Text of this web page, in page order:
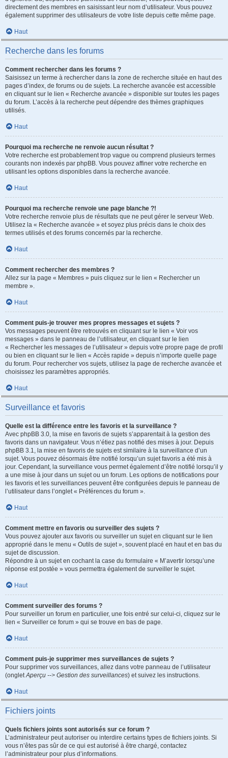
directement des membres en saisissant leur nom d’utilisateur. Vous pouvez
également supprimer des utilisateurs de votre liste depuis cette même page.
Haut
Recherche dans les forums
Comment rechercher dans les forums ?
Saisissez un terme à rechercher dans la zone de recherche située en haut des
pages d’index, de forums ou de sujets. La recherche avancée est accessible
en cliquant sur le lien « Recherche avancée » disponible sur toutes les pages
du forum. L’accès à la recherche peut dépendre des thèmes graphiques
utilisés.
Haut
Pourquoi ma recherche ne renvoie aucun résultat ?
Votre recherche est probablement trop vague ou comprend plusieurs termes
courants non indexés par phpBB. Vous pouvez affiner votre recherche en
utilisant les options disponibles dans la recherche avancée.
Haut
Pourquoi ma recherche renvoie une page blanche ?!
Votre recherche renvoie plus de résultats que ne peut gérer le serveur Web.
Utilisez la « Recherche avancée » et soyez plus précis dans le choix des
termes utilisés et des forums concernés par la recherche.
Haut
Comment rechercher des membres ?
Allez sur la page « Membres » puis cliquez sur le lien « Rechercher un
membre ».
Haut
Comment puis-je trouver mes propres messages et sujets ?
Vos messages peuvent être retrouvés en cliquant sur le lien « Voir vos
messages » dans le panneau de l’utilisateur, en cliquant sur le lien
« Rechercher les messages de l’utilisateur » depuis votre propre page de profil
ou bien en cliquant sur le lien « Accès rapide » depuis n’importe quelle page
du forum. Pour rechercher vos sujets, utilisez la page de recherche avancée et
choisissez les paramètres appropriés.
Haut
Surveillance et favoris
Quelle est la différence entre les favoris et la surveillance ?
Avec phpBB 3.0, la mise en favoris de sujets s’apparentait à la gestion des
favoris dans un navigateur. Vous n’étiez pas notifié des mises à jour. Depuis
phpBB 3.1, la mise en favoris de sujets est similaire à la surveillance d’un
sujet. Vous pouvez désormais être notifié lorsqu’un sujet favoris a été mis à
jour. Cependant, la surveillance vous permet également d’être notifié lorsqu’il y
a une mise à jour dans un sujet ou un forum. Les options de notifications pour
les favoris et les surveillances peuvent être configurées depuis le panneau de
l’utilisateur dans l’onglet « Préférences du forum ».
Haut
Comment mettre en favoris ou surveiller des sujets ?
Vous pouvez ajouter aux favoris ou surveiller un sujet en cliquant sur le lien
approprié dans le menu « Outils de sujet », souvent placé en haut et en bas du
sujet de discussion.
Répondre à un sujet en cochant la case du formulaire « M’avertir lorsqu’une
réponse est postée » vous permettra également de surveiller le sujet.
Haut
Comment surveiller des forums ?
Pour surveiller un forum en particulier, une fois entré sur celui-ci, cliquez sur le
lien « Surveiller ce forum » qui se trouve en bas de page.
Haut
Comment puis-je supprimer mes surveillances de sujets ?
Pour supprimer vos surveillances, allez dans votre panneau de l’utilisateur
(ongletAperçu --> Gestion des surveillances) et suivez les instructions.
Haut
Fichiers joints
Quels fichiers joints sont autorisés sur ce forum ?
L’administrateur peut autoriser ou interdire certains types de fichiers joints. Si
vous n’êtes pas sûr de ce qui est autorisé à être chargé, contactez
l’administrateur pour plus d’informations.